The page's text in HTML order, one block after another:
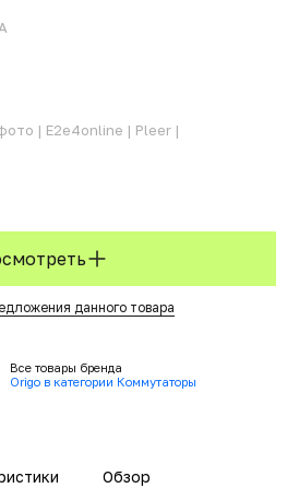
| E2e4online | Pleer |
данного товара
Все товары бренда
Origo в категории Коммутаторы
Обзор